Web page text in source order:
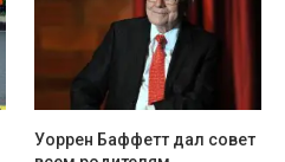
Уоррен Баффетт дал совет